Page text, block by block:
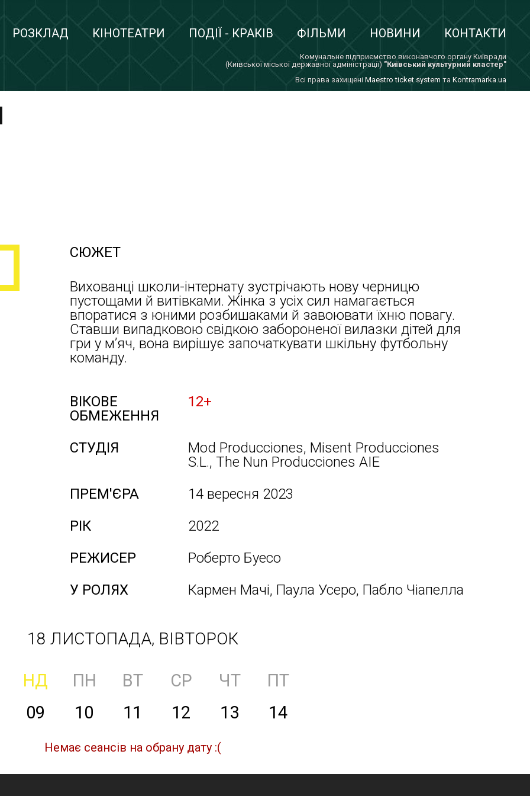
РОЗКЛАД КІНОТЕАТРИ ПОДІЇ - КРАКІВ ФІЛЬМИ НОВИНИ КОНТАКТИ
Комунальне підприємство виконавчого органу Київради
(Київської міської державної адміністрації) "Київський культурний кластер"
Всi права захищенi Maestro ticket system та Kontramarka.ua
СЮЖЕТ
Вихованці школи-інтернату зустрічають нову черницю
пустощами й витівками. Жінка з усіх сил намагається
впоратися з юними розбишаками й завоювати їхню повагу.
Ставши випадковою свідкою забороненої вилазки дітей для
гри у м’яч, вона вирішує започаткувати шкільну футбольну
команду.
ВІКОВЕ
ОБМЕЖЕННЯ
12+
СТУДІЯ
Mod Producciones, Misent Producciones
S.L., The Nun Producciones AIE
ПРЕМ'ЄРА
14 вересня 2023
РІК
2022
РЕЖИСЕР
Роберто Буесо
У РОЛЯХ
Кармен Мачі, Паула Усеро, Пабло Чіапелла
18 ЛИСТОПАДА, ВІВТОРОК
НД ПН ВТ СР ЧТ
ПТ
09 10 11 12 13 14
Немає сеансів на обрану дату :(